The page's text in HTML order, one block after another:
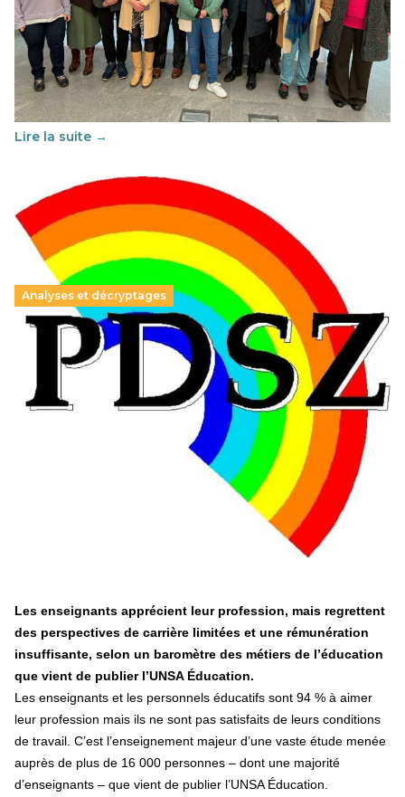
Éducation au vivre-ensemble : un échange croisé
franco-espagnol pour changer d’approche
29 juin 2026-National
Cette année, l'UNSA Éducation a mené un projet Erasmus
soutenu par l'union Européenne et centré sur l'éducation
au vivre-ensemble : quelles différences entre la France…
Lire la suite →
Analyses et décryptages
Hongrie : du changement pour les politiques
éducatives, aussi !
25 juin 2026
En Hongrie, le conservateur Peter Magyar et son parti
Tisza "Respect et liberté" ont remporté une large victoire,
contre le premier ministre sortant, Viktor Orban,…
Les enseignants apprécient leur profession, mais regrettent
des perspectives de carrière limitées et une rémunération
insuffisante, selon un baromètre des métiers de l’éducation
que vient de publier l’UNSA Éducation.
Les enseignants et les personnels éducatifs sont 94 % à aimer
leur profession mais ils ne sont pas satisfaits de leurs conditions
de travail. C’est l’enseignement majeur d’une vaste étude menée
auprès de plus de 16 000 personnes – dont une majorité
d’enseignants – que vient de publier l’UNSA Éducation.